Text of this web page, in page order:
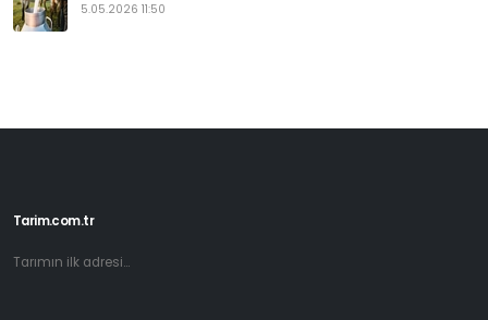
5.05.2026 11:50
Tarim.com.tr
Tarımın ilk adresi...